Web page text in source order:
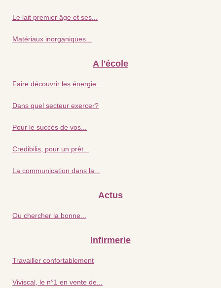
Le lait premier âge et ses...
Matériaux inorganiques...
A l'école
Faire découvrir les énergie...
Dans quel secteur exercer?
Pour le succès de vos...
Credibilis, pour un prêt...
La communication dans la...
Actus
Ou chercher la bonne...
Infirmerie
Travailler confortablement
Viviscal, le n°1 en vente de...